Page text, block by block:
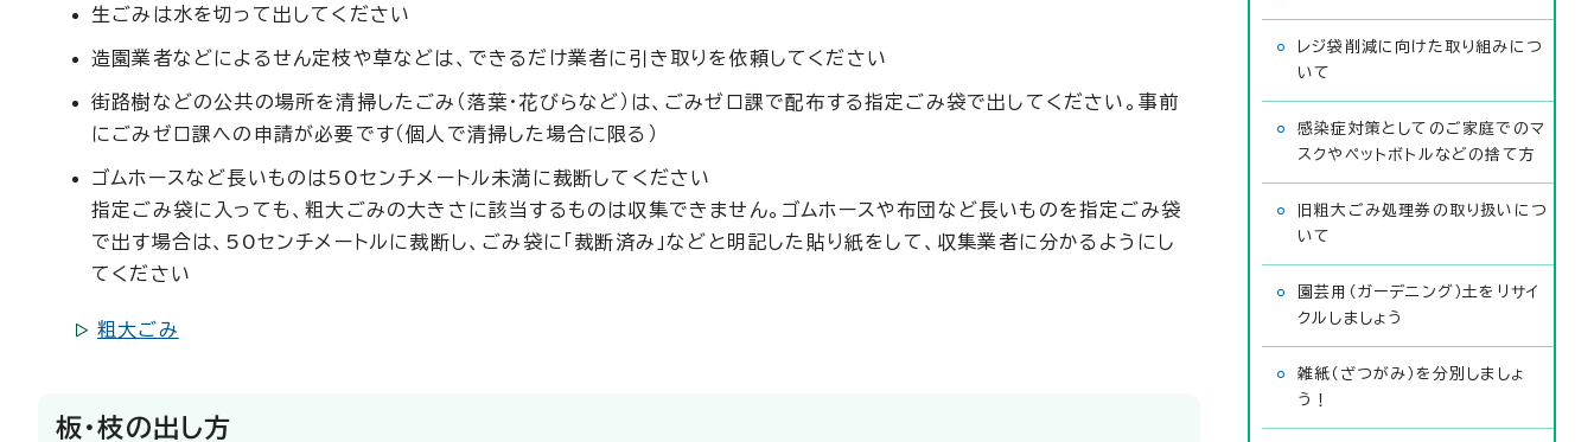
生ごみは水を切って出してください
造園業者などによるせん定枝や草などは、できるだけ業者に引き取りを依頼してください
街路樹などの公共の場所を清掃したごみ（落葉・花びらなど）は、ごみゼロ課で配布する指定ごみ袋で出してください。事前
にごみゼロ課への申請が必要です（個人で清掃した場合に限る）
ゴムホースなど長いものは50センチメートル未満に裁断してください
指定ごみ袋に入っても、粗大ごみの大きさに該当するものは収集できません。ゴムホースや布団など長いものを指定ごみ袋
で出す場合は、50センチメートルに裁断し、ごみ袋に「裁断済み」などと明記した貼り紙をして、収集業者に分かるようにし
てください
粗大ごみ
板・枝の出し方
レジ袋削減に向けた取り組みにつ
いて
感染症対策としてのご家庭でのマ
スクやペットボトルなどの捨て方
旧粗大ごみ処理券の取り扱いにつ
いて
園芸用（ガーデニング）土をリサイ
クルしましょう
雑紙（ざつがみ）を分別しましょ
う！